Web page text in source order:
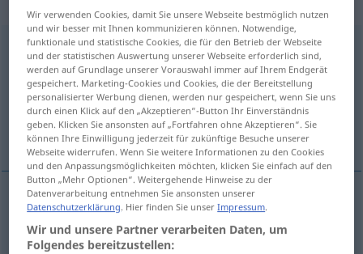
wachsam
Übersicht aller Übersetzungen
(Für mehr Details die Übersetzung anklicken/antippen)
bdĕlý, ostražitý
bdĕlý,ostražitý wachsam
Wir verwenden Cookies, damit Sie unsere Webseite bestmöglich nutzen
und wir besser mit Ihnen kommunizieren können. Notwendige,
funktionale und statistische Cookies, die für den Betrieb der Webseite
und der statistischen Auswertung unserer Webseite erforderlich sind,
werden auf Grundlage unserer Vorauswahl immer auf Ihrem Endgerät
gespeichert. Marketing-Cookies und Cookies, die der Bereitstellung
personalisierter Werbung dienen, werden nur gespeichert, wenn Sie uns
durch einen Klick auf den „Akzeptieren“-Button Ihr Einverständnis
geben. Klicken Sie ansonsten auf „Fortfahren ohne Akzeptieren“. Sie
können Ihre Einwilligung jederzeit für zukünftige Besuche unserer
Webseite widerrufen. Wenn Sie weitere Informationen zu den Cookies
und den Anpassungsmöglichkeiten möchten, klicken Sie einfach auf den
Button „Mehr Optionen“. Weitergehende Hinweise zu der
Datenverarbeitung entnehmen Sie ansonsten unserer
Datenschutzerklärung. Hier finden Sie unserImpressum.
Wir und unsere Partner verarbeiten Daten, um
Folgendes bereitzustellen: